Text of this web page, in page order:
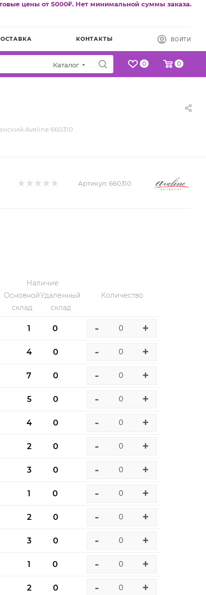
цены от 5000₽. Нет минимальной суммы заказа.
КОНТАКТЫ ВОЙТИ
Каталог 0 0
Aveline 660310
Артикул: 660310
Наличие
Основной
склад
Удаленный
склад
Количество
1 0 - +
4 0 - +
7 0 - +
5 0 - +
4 0 - +
2 0 - +
3 0 - +
1 0 - +
2 0 - +
3 0 - +
1 0 - +
2 0 - +